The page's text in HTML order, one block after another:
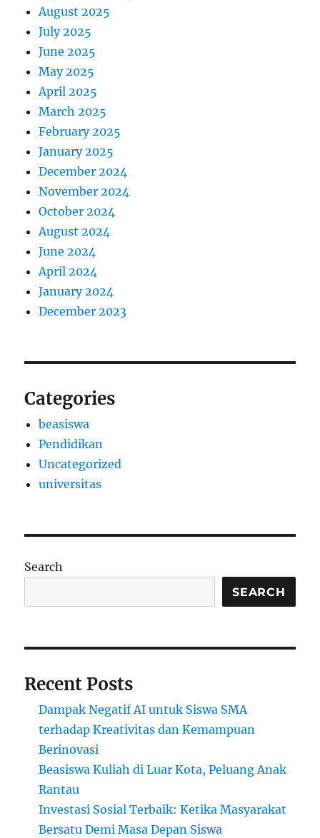
August 2025
July 2025
June 2025
May 2025
April 2025
March 2025
February 2025
January 2025
December 2024
November 2024
October 2024
August 2024
June 2024
April 2024
January 2024
December 2023
Categories
beasiswa
Pendidikan
Uncategorized
universitas
Search
SEARCH
Recent Posts
Dampak Negatif AI untuk Siswa SMA
terhadap Kreativitas dan Kemampuan
Berinovasi
Beasiswa Kuliah di Luar Kota, Peluang Anak
Rantau
Investasi Sosial Terbaik: Ketika Masyarakat
Bersatu Demi Masa Depan Siswa